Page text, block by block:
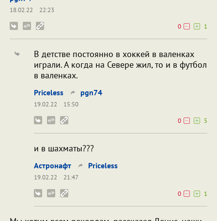
18.02.22
22:23
0
1
В детстве постоянно в хоккей в валенках
играли. А когда на Севере жил, то и в футбол
в валенках.
Priceless pgn74
19.02.22
15:50
0
5
и в шахматы???
Астронафт Priceless
19.02.22
21:47
0
1